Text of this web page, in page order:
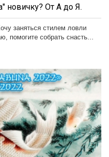
новичку? От А до Я.
заняться стилем ловли
помогите собрать снасть...